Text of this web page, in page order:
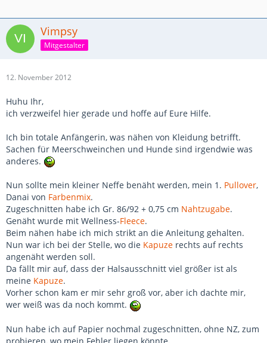
Vimpsy
Mitgestalter
12. November 2012
Huhu Ihr,
ich verzweifel hier gerade und hoffe auf Eure Hilfe.
Ich bin totale Anfängerin, was nähen von Kleidung betrifft.
Sachen für Meerschweinchen und Hunde sind irgendwie was
anderes.
Nun sollte mein kleiner Neffe benäht werden, mein 1. Pullover,
Danai von Farbenmix.
Zugeschnitten habe ich Gr. 86/92 + 0,75 cm Nahtzugabe.
Genäht wurde mit Wellness-Fleece.
Beim nähen habe ich mich strikt an die Anleitung gehalten.
Nun war ich bei der Stelle, wo die Kapuze rechts auf rechts
angenäht werden soll.
Da fällt mir auf, dass der Halsausschnitt viel größer ist als
meine Kapuze.
Vorher schon kam er mir sehr groß vor, aber ich dachte mir,
wer weiß was da noch kommt.
Nun habe ich auf Papier nochmal zugeschnitten, ohne NZ, zum
probieren, wo mein Fehler liegen könnte.